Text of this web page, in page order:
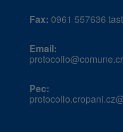
Fax: 0961 557636
Email:
Pec: